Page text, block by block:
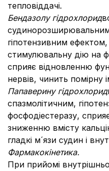
тепловіддачі.
Бендазолу гідрохлорид
гіпотензивним
стимулювальну дію на
сприяє відновленню
нервів, чинить помірну
Папаверину гідрохлорид
спазмолітичним,
фосфодіестеразу,
зниженню вмісту
гладкі м´язи судин і
Фармакокінетика.
При прийомі